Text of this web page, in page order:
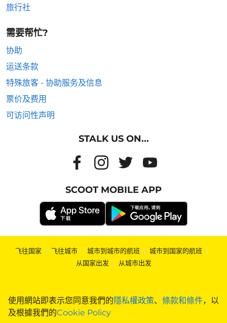
使用網站即表示您同意我們的隱私權政策、 條款和條件，以
及根據我們的Cookie Policy
旅行社
需要帮忙?
协助
运送条款
特殊旅客 - 协助服务及信息
票价及费用
可访问性声明
STALK US ON...
SCOOT MOBILE APP
飞往国家 | 飞往城市 | 城市到城市的航班 | 城市到国家的航班 |
从国家出发 | 从城市出发